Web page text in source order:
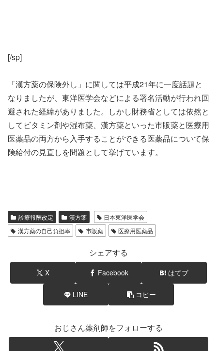
[/sp]
「漢方薬の保険外し」に関しては平成21年に一度話題と
なりましたが、東洋医学会などによる署名活動が行われ回
避された経緯がありました。しかし財務省としては依然と
してビタミン剤や湿布薬、漢方薬といった市販薬と医療用
医薬品の両方から入手することができる医薬品について保
険給付の見直しを問題として挙げています。
診療報酬改定 漢方薬
日本東洋医学会
漢方薬の自己負担率
市販薬 医療用医薬品
シェアする
X Facebook はてブ
LINE コピー
おじさん薬剤師をフォローする